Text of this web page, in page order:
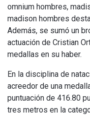
omnium hombres,
madison hombres
Además, se sumó un
actuación de Cristian
medallas en su haber.
En la disciplina de
acreedor de una
puntuación de 416.80
tres metros en la